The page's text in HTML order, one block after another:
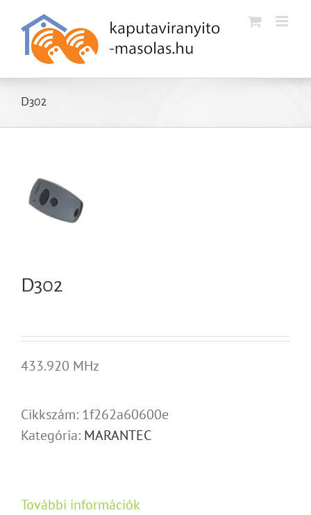
Kihagyás
D302
D302
433.920 MHz
Cikkszám: 1f262a60600e
Kategória: MARANTEC
További információk